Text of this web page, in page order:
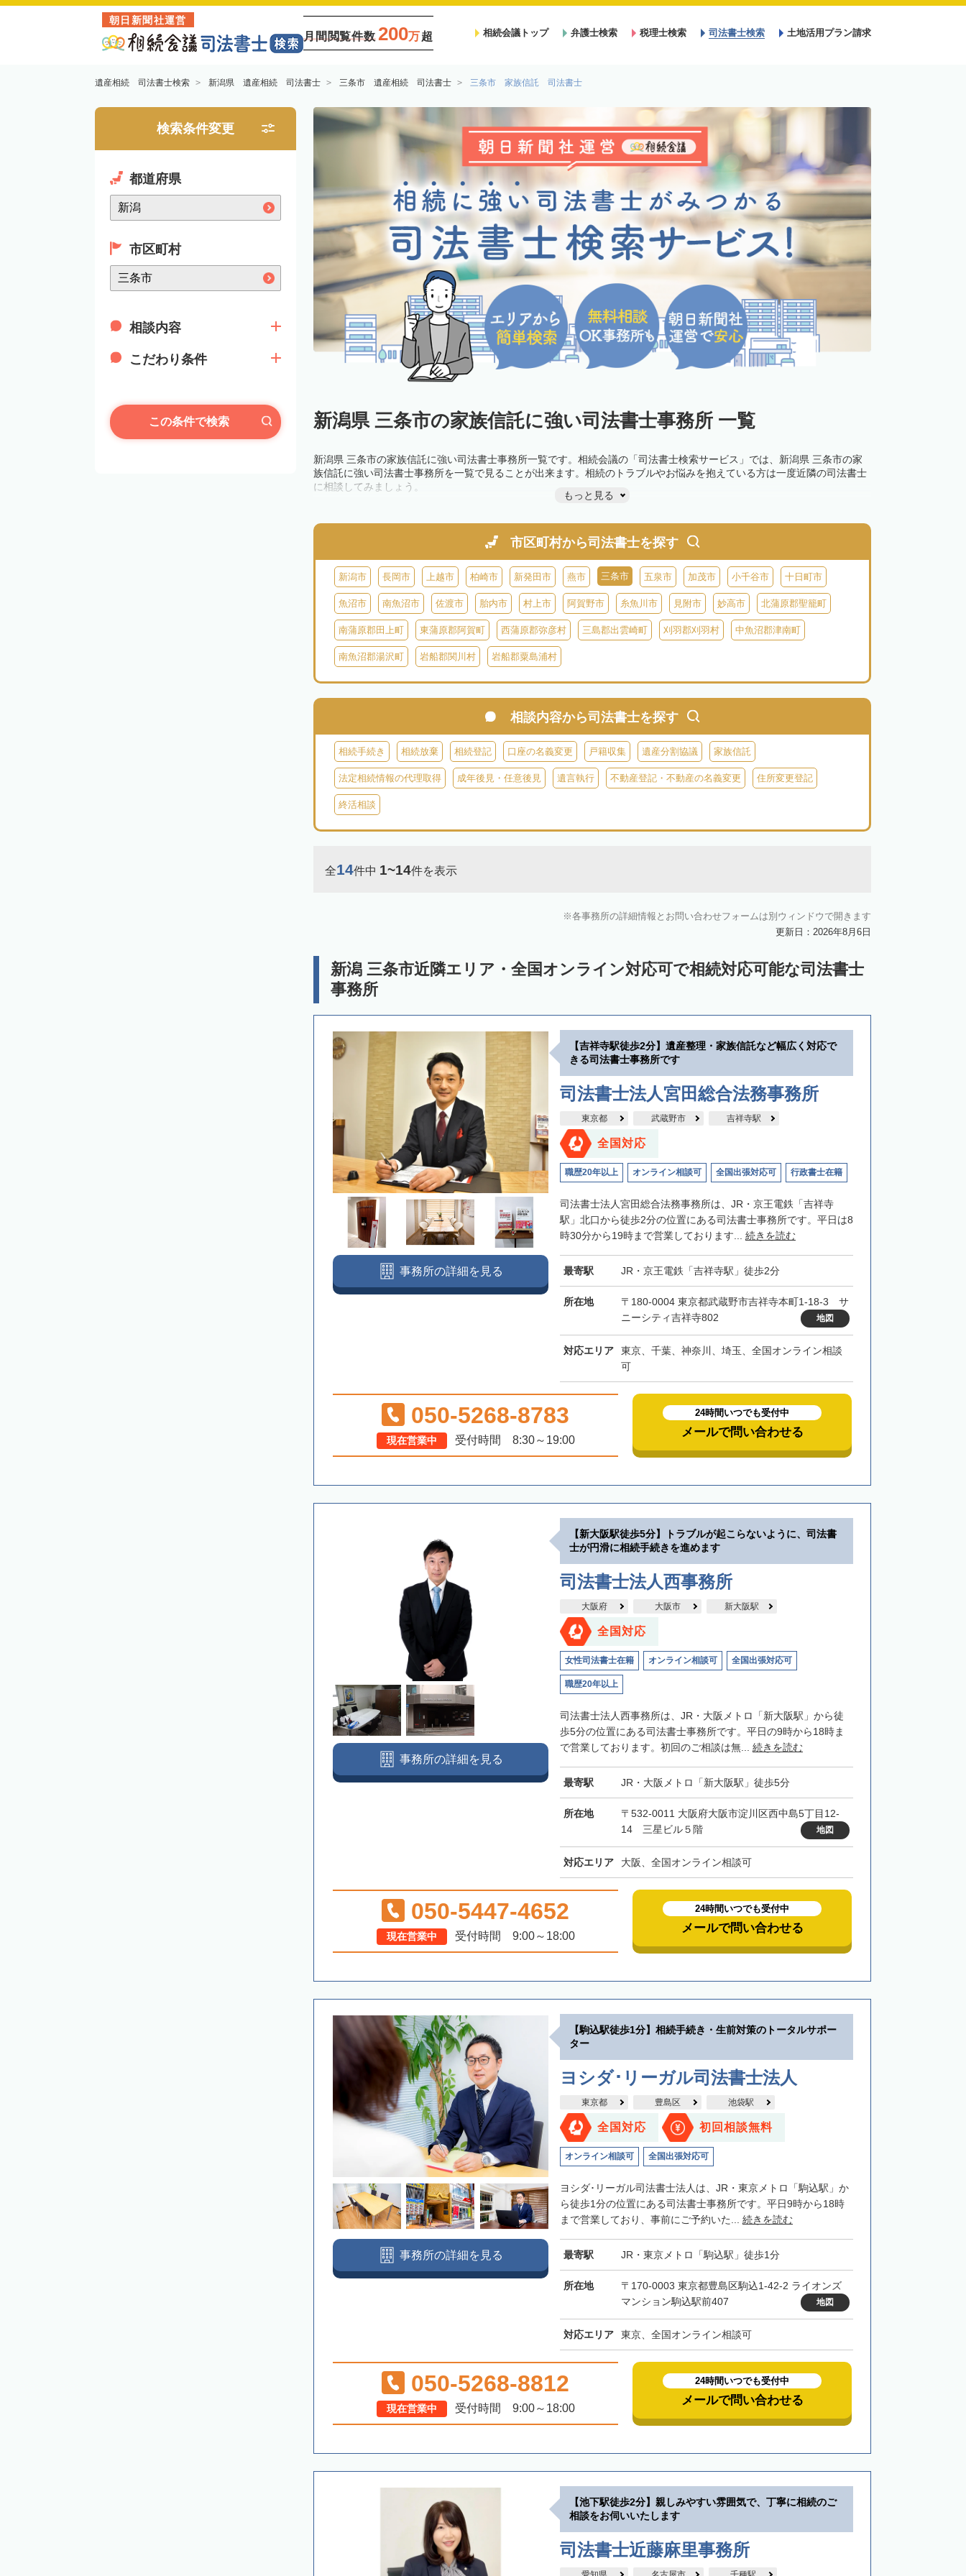
朝日新聞社運営
月間閲覧件数 200万超 相続会議トップ 弁護士検索 税理士検索 司法書士検索 土地活用プラン請求
遺産相続 司法書士検索 新潟県 遺産相続 司法書士 三条市 遺産相続 司法書士 三条市 家族信託 司法書士
検索条件変更
都道府県
市区町村
相談内容
こだわり条件
この条件で検索 新潟県 三条市の家族信託に強い司法書士事務所 一覧
新潟県 三条市の家族信託に強い司法書士事務所一覧です。相続会議の「司法書士検索サービス」では、新潟県 三条市の家
族信託に強い司法書士事務所を一覧で見ることが出来ます。相続のトラブルやお悩みを抱えている方は一度近隣の司法書士
に相談してみましょう。
もっと見る
市区町村から司法書士を探す
新潟市 長岡市 上越市 柏崎市 新発田市 燕市 三条市 五泉市 加茂市 小千谷市 十日町市
魚沼市 南魚沼市 佐渡市 胎内市 村上市 阿賀野市 糸魚川市 見附市 妙高市 北蒲原郡聖籠町
南蒲原郡田上町 東蒲原郡阿賀町 西蒲原郡弥彦村 三島郡出雲崎町 刈羽郡刈羽村 中魚沼郡津南町
南魚沼郡湯沢町 岩船郡関川村 岩船郡粟島浦村
相談内容から司法書士を探す
相続手続き 相続放棄 相続登記 口座の名義変更 戸籍収集 遺産分割協議 家族信託
法定相続情報の代理取得 成年後見・任意後見 遺言執行 不動産登記・不動産の名義変更 住所変更登記
終活相談
全14件中 1~14件を表示
各事務所の詳細情報とお問い合わせフォームは別ウィンドウで開きます
更新日：2026年8月6日
新潟 三条市近隣エリア・全国オンライン対応可で相続対応可能な司法書士
事務所
【吉祥寺駅徒歩2分】遺産整理・家族信託など幅広く対応で
きる司法書士事務所です
司法書士法人宮田総合法務事務所
東京都 武蔵野市 吉祥寺駅
全国対応
職歴20年以上 オンライン相談可 全国出張対応可 行政書士在籍
司法書士法人宮田総合法務事務所は、JR・京王電鉄「吉祥寺
駅」北口から徒歩2分の位置にある司法書士事務所です。平日は8
時30分から19時まで営業しております... 続きを読む
最寄駅 JR・京王電鉄「吉祥寺駅」徒歩2分
所在地
〒180-0004 東京都武蔵野市吉祥寺本町1-18-3 サ
ニーシティ吉祥寺802
地図
対応エリア
東京、千葉、神奈川、埼玉、全国オンライン相談
可
事務所の詳細を見る
050-5268-8783
現在営業中 受付時間 8:30～19:00
24時間いつでも受付中
メールで問い合わせる
【新大阪駅徒歩5分】トラブルが起こらないように、司法書
士が円滑に相続手続きを進めます
司法書士法人西事務所
大阪府 大阪市 新大阪駅
全国対応
女性司法書士在籍 オンライン相談可 全国出張対応可
職歴20年以上
司法書士法人西事務所は、JR・大阪メトロ「新大阪駅」から徒
歩5分の位置にある司法書士事務所です。平日の9時から18時ま
で営業しております。初回のご相談は無... 続きを読む
最寄駅 JR・大阪メトロ「新大阪駅」徒歩5分
所在地
〒532-0011 大阪府大阪市淀川区西中島5丁目12-
14 三星ビル５階
地図
対応エリア 大阪、全国オンライン相談可
事務所の詳細を見る
050-5447-4652
現在営業中 受付時間 9:00～18:00
24時間いつでも受付中
メールで問い合わせる
【駒込駅徒歩1分】相続手続き・生前対策のトータルサポー
ター
ヨシダ･リーガル司法書士法人
東京都 豊島区 池袋駅
全国対応 初回相談無料
オンライン相談可 全国出張対応可
ヨシダ･リーガル司法書士法人は、JR・東京メトロ「駒込駅」か
ら徒歩1分の位置にある司法書士事務所です。平日9時から18時
まで営業しており、事前にご予約いた... 続きを読む
最寄駅 JR・東京メトロ「駒込駅」徒歩1分
所在地
〒170-0003 東京都豊島区駒込1-42-2 ライオンズ
マンション駒込駅前407
地図
対応エリア 東京、全国オンライン相談可
事務所の詳細を見る
050-5268-8812
現在営業中 受付時間 9:00～18:00
24時間いつでも受付中
メールで問い合わせる
【池下駅徒歩2分】親しみやすい雰囲気で、丁寧に相続のご
相談をお伺いいたします
司法書士近藤麻里事務所